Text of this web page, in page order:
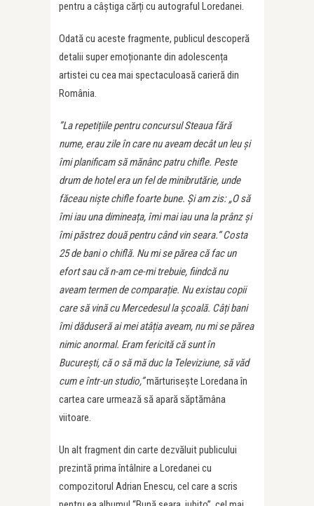
pentru a câștiga cărți cu autograful Loredanei.
Odată cu aceste fragmente, publicul descoperă
detalii super emoționante din adolescența
artistei cu cea mai spectaculoasă carieră din
România.
”La repetițiile pentru concursul Steaua fără
nume, erau zile în care nu aveam decât un leu și
îmi planificam să mănânc patru chifle. Peste
drum de hotel era un fel de minibrutărie, unde
făceau niște chifle foarte bune. Și am zis: „O să
îmi iau una dimineața, îmi mai iau una la prânz și
îmi păstrez două pentru când vin seara.“ Costa
25 de bani o chiflă. Nu mi se părea că fac un
efort sau că n-am ce-mi trebuie, fiindcă nu
aveam termen de comparație. Nu existau copii
care să vină cu Mercedesul la școală. Câți bani
îmi dăduseră ai mei atâția aveam, nu mi se părea
nimic anormal. Eram fericită că sunt în
București, că o să mă duc la Televiziune, să văd
cum e într-un studio,”mărturisește Loredana în
cartea care urmează să apară săptămâna
viitoare.
Un alt fragment din carte dezvăluit publicului
prezintă prima întâlnire a Loredanei cu
compozitorul Adrian Enescu, cel care a scris